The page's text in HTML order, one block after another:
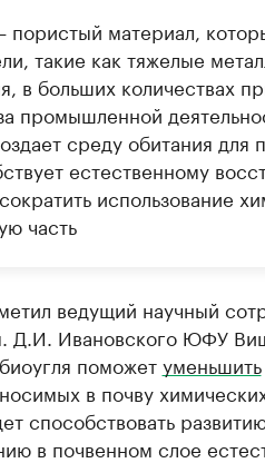
пористый материал,
такие как тяжелые
в больших количествах
промышленной
среду обитания для
естественному
использование
часть
ведущий научный
Д.И. Ивановского ЮФУ
поможетуменьшить
в почву
способствовать
в почвенном слое